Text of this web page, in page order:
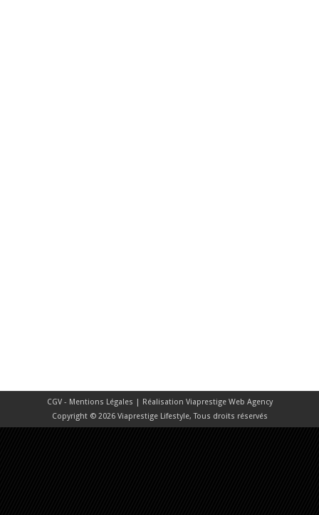
CGV - Mentions Légales | Réalisation Viaprestige Web Agency
Copyright © 2026 Viaprestige Lifestyle, Tous droits réservés